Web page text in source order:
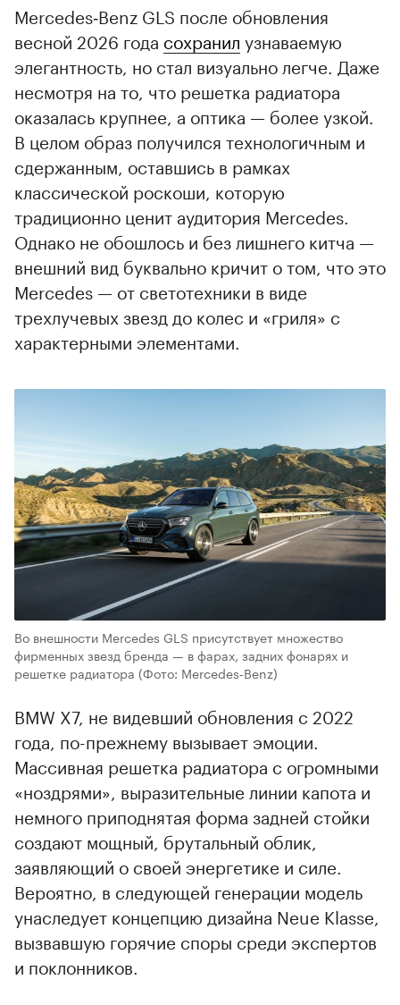
Mercedes‑Benz GLS после обновления
весной 2026 года сохранил узнаваемую
элегантность, но стал визуально легче. Даже
несмотря на то, что решетка радиатора
оказалась крупнее, а оптика — более узкой.
В целом образ получился технологичным и
сдержанным, оставшись в рамках
классической роскоши, которую
традиционно ценит аудитория Mercedes.
Однако не обошлось и без лишнего китча —
внешний вид буквально кричит о том, что это
Mercedes — от светотехники в виде
трехлучевых звезд до колес и «гриля» с
характерными элементами.
Во внешности Mercedes GLS присутствует множество
фирменных звезд бренда — в фарах, задних фонарях и
решетке радиатора (Фото: Mercedes‑Benz)
BMW X7, не видевший обновления с 2022
года, по-прежнему вызывает эмоции.
Массивная решетка радиатора с огромными
«ноздрями», выразительные линии капота и
немного приподнятая форма задней стойки
создают мощный, брутальный облик,
заявляющий о своей энергетике и силе.
Вероятно, в следующей генерации модель
унаследует концепцию дизайна Neue Klasse,
вызвавшую горячие споры среди экспертов
и поклонников.